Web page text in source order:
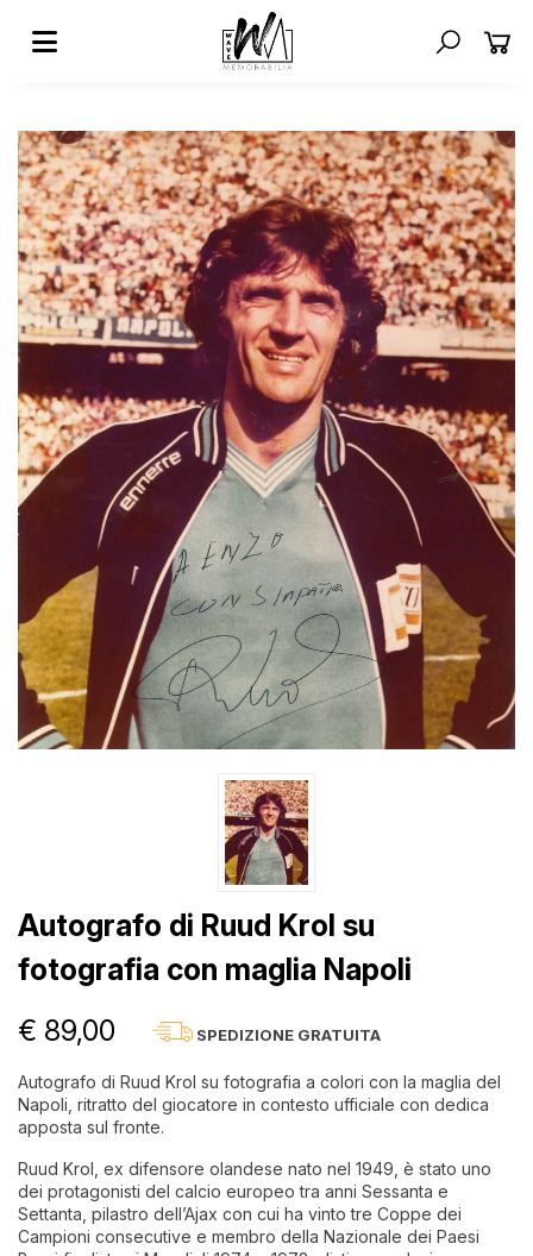
Autografo di Ruud Krol su
fotografia con maglia Napoli
€ 89,00 SPEDIZIONE GRATUITA
Autografo di Ruud Krol su fotografia a colori con la maglia del
Napoli, ritratto del giocatore in contesto ufficiale con dedica
apposta sul fronte.
Ruud Krol, ex difensore olandese nato nel 1949, è stato uno
dei protagonisti del calcio europeo tra anni Sessanta e
Settanta, pilastro dell’Ajax con cui ha vinto tre Coppe dei
Campioni consecutive e membro della Nazionale dei Paesi